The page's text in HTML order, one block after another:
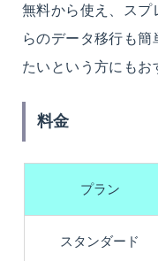
無料から使え、ス
らのデータ移行も
たいという方にもお
料金
プラン
スタンダード